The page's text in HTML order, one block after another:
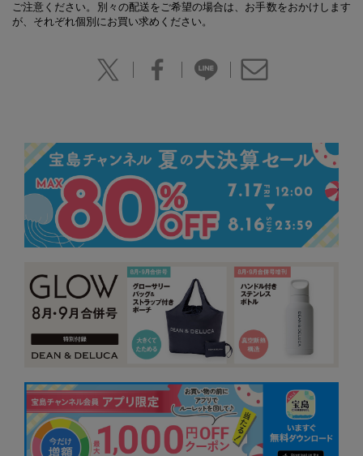
ご注意ください。別々の配送をご希望の場合は、お手数をおかけします
が、それぞれ個別にお買い求めください。